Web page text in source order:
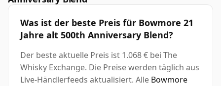
Was ist der beste Preis für Bowmore 21
Jahre alt 500th Anniversary Blend?
Der beste aktuelle Preis ist 1.068 € bei The
Whisky Exchange. Die Preise werden täglich aus
Live-Händlerfeeds aktualisiert. Alle Bowmore